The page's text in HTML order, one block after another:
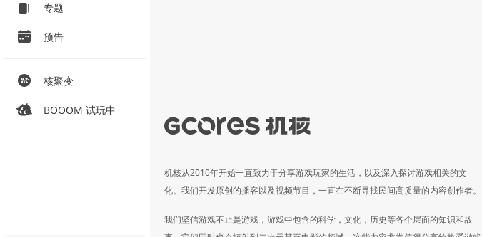
专题
预告
核聚变
BOOOM 试玩中
机核从2010年开始一直致力于分享游戏玩家的生活，以及深入探讨游戏相关的文
化。我们开发原创的播客以及视频节目，一直在不断寻找民间高质量的内容创作者。
我们坚信游戏不止是游戏，游戏中包含的科学，文化，历史等各个层面的知识和故